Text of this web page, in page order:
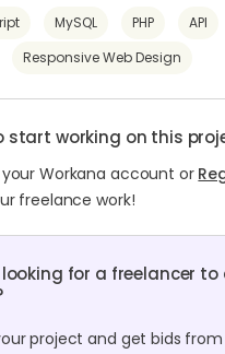
MySQL PHP API
Responsive Web Design
start working on this
your Workana account or
freelance work!
looking for a freelancer
project and get bids